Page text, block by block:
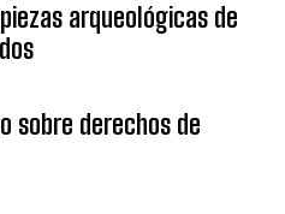
arqueológicas de
sobre derechos de